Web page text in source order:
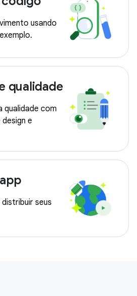
usando
qualidade
qualidade com
e
seus